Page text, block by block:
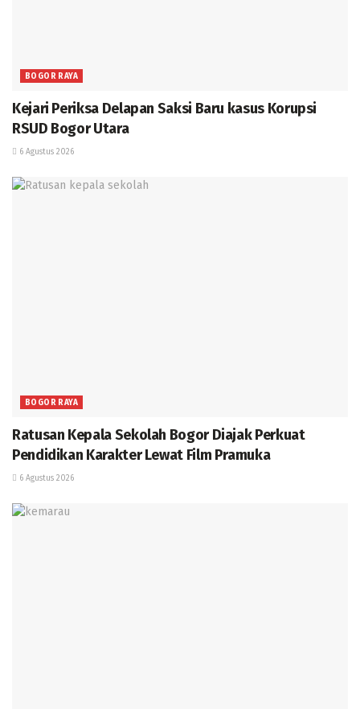
BOGOR RAYA
Kejari Periksa Delapan Saksi Baru kasus Korupsi
RSUD Bogor Utara
6 Agustus 2026
BOGOR RAYA
Ratusan Kepala Sekolah Bogor Diajak Perkuat
Pendidikan Karakter Lewat Film Pramuka
6 Agustus 2026